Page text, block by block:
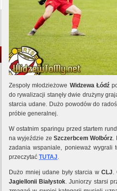
Zespoły młodzieżowe Widzewa Łódź
do rywalizacji stanęły dwie drużyny
starcia udane. Dużo powodów do
próbie generalnej.
W ostatnim sparingu przed startem
na wyjeździe ze Szczerbcem Wolbórz.
zadania wspaniale, ponieważ
przeczytać TUTAJ.
Dużo mniej udane były starcia w CLJ.
Jagiellonii Białystok. Juniorzy starsi